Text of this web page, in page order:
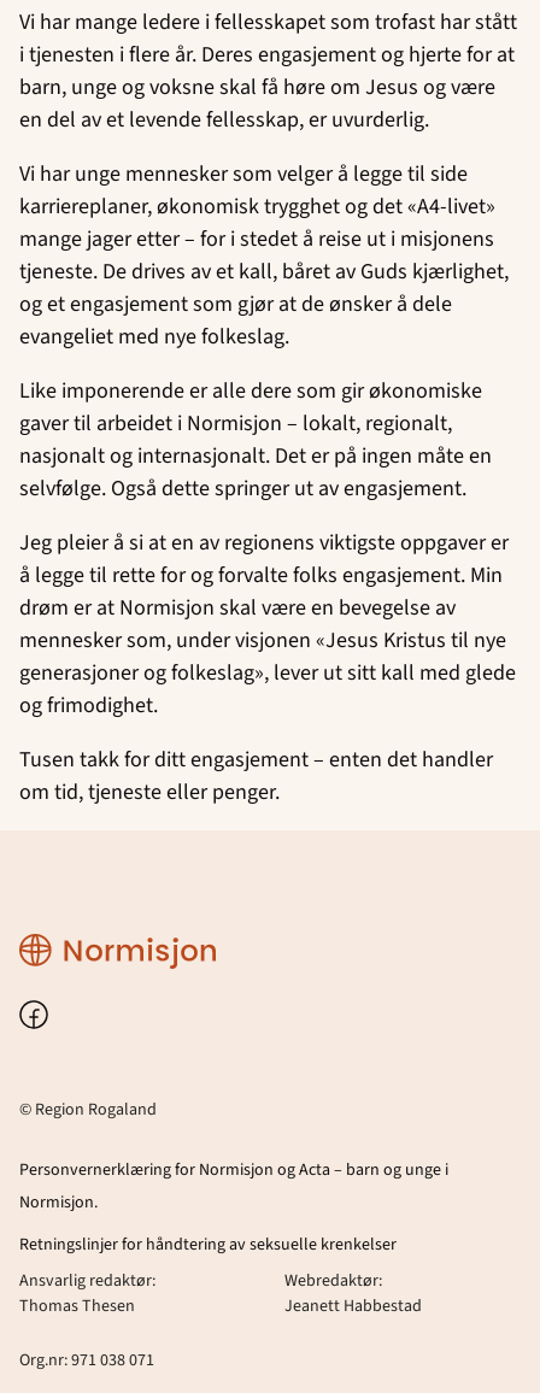
Vi har mange ledere i fellesskapet som trofast har stått
i tjenesten i flere år. Deres engasjement og hjerte for at
barn, unge og voksne skal få høre om Jesus og være
en del av et levende fellesskap, er uvurderlig.
Vi har unge mennesker som velger å legge til side
karriereplaner, økonomisk trygghet og det «A4-livet»
mange jager etter – for i stedet å reise ut i misjonens
tjeneste. De drives av et kall, båret av Guds kjærlighet,
og et engasjement som gjør at de ønsker å dele
evangeliet med nye folkeslag.
Like imponerende er alle dere som gir økonomiske
gaver til arbeidet i Normisjon – lokalt, regionalt,
nasjonalt og internasjonalt. Det er på ingen måte en
selvfølge. Også dette springer ut av engasjement.
Jeg pleier å si at en av regionens viktigste oppgaver er
å legge til rette for og forvalte folks engasjement. Min
drøm er at Normisjon skal være en bevegelse av
mennesker som, under visjonen «Jesus Kristus til nye
generasjoner og folkeslag», lever ut sitt kall med glede
og frimodighet.
Tusen takk for ditt engasjement – enten det handler
om tid, tjeneste eller penger.
Region
Rogaland
Facebook
© Region Rogaland
Personvernerklæring for Normisjon og Acta – barn og unge i
Normisjon.
Retningslinjer for håndtering av seksuelle krenkelser
Ansvarlig redaktør:
Thomas Thesen
Webredaktør:
Jeanett Habbestad
Org.nr: 971 038 071